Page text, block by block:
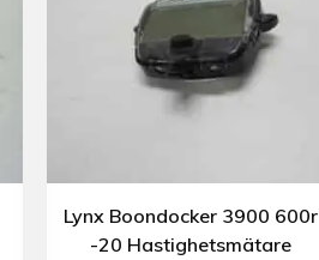
Lynx Boondocker 3900 600r
-20 Hastighetsmätare